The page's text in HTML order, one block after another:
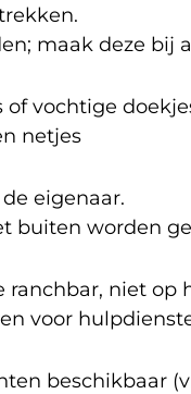
maak deze
vochtige
netjes
eigenaar.
buiten worden
niet op
voor
beschikbaar